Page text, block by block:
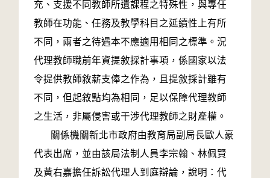
充、支援不同教師所遺課程之特殊性，與專任
教師在功能、任務及教學科目之延續性上有所
不同，兩者之待遇本不應適用相同之標準。況
代理教師職前年資提敘採計事項，係國家以法
令提供教師敘薪支俸之作為，且提敘採計雖有
不同，但起敘點均為相同，足以保障代理教師
之生活，非屬侵害或干涉代理教師之財產權。
關係機關新北市政府由教育局副局長歐人豪
代表出席，並由該局法制人員李宗翰、林佩賢
及黃右嘉擔任訴訟代理人到庭辯論，說明：代